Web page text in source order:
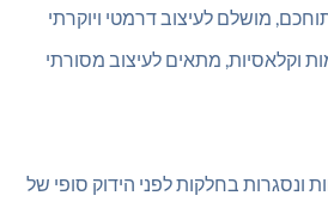
מושלם לעיצוב דרמטי ויוקרתי
וקלאסיות, מתאים לעיצוב מסורתי
ונסגרות בחלקות לפני הידוק סופי של